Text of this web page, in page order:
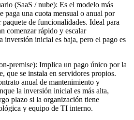
(SaaS / nube): Es el modelo más
paga una cuota mensual o anual por
de funcionalidades. Ideal para
comenzar rápido y escalar
inversión inicial es baja, pero el pago es
premise): Implica un pago único por la
que se instala en servidores propios.
anual de mantenimiento y
la inversión inicial es más alta,
plazo si la organización tiene
y equipo de TI interno.